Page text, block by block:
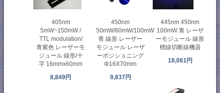
405nm
5mW~150mW /
TTL modulation/
青紫色 レーザーモ
ジュール 線形/十
字 16mmx60mm
8,849円
450nm
50mW/80mW/100mW
青 線形 レーザー
モジュール レーザ
ーポジショニング
Φ16X70mm
9,837円
445nm 450nm
100mW 青 レーザ
ーモジュール 線形
標線切断線機器
18,061円